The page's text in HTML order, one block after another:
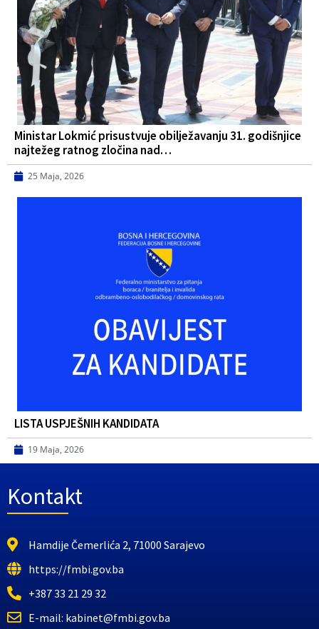
Ministar Lokmić prisustvuje obilježavanju 31. godišnjice
najtežeg ratnog zločina nad…
25 Maja, 2026
LISTA USPJEŠNIH KANDIDATA
19 Maja, 2026
Kontakt
Hamdije Čemerlića 2, 71000 Sarajevo
https://fmbi.gov.ba
+387 33 21 29 32
E-mail: kabinet@fmbi.gov.ba